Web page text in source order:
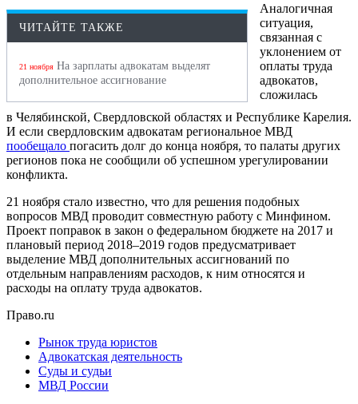
ЧИТАЙТЕ ТАКЖЕ
21 ноября На зарплаты адвокатам выделят
дополнительное ассигнование
Аналогичная
ситуация,
связанная с
уклонением от
оплаты труда
адвокатов,
сложилась
в Челябинской, Свердловской областях и Республике Карелия.
И если свердловским адвокатам региональное МВД
пообещало погасить долг до конца ноября, то палаты других
регионов пока не сообщили об успешном урегулировании
конфликта.
21 ноября стало известно, что для решения подобных
вопросов МВД проводит совместную работу с Минфином.
Проект поправок в закон о федеральном бюджете на 2017 и
плановый период 2018–2019 годов предусматривает
выделение МВД дополнительных ассигнований по
отдельным направлениям расходов, к ним относятся и
расходы на оплату труда адвокатов.
Право.ru
Рынок труда юристов
Адвокатская деятельность
Суды и судьи
МВД России